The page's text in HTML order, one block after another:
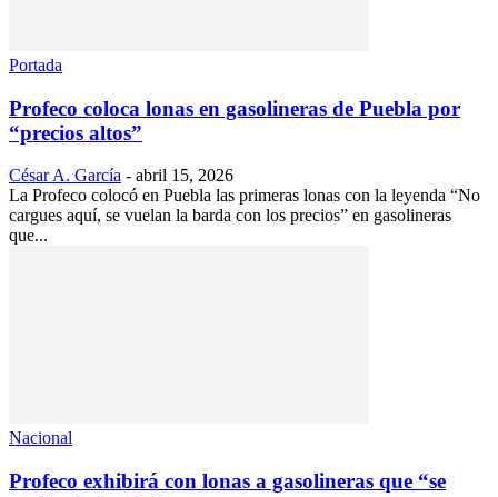
Portada
Profeco coloca lonas en gasolineras de Puebla por
“precios altos”
César A. García - abril 15, 2026
La Profeco colocó en Puebla las primeras lonas con la leyenda “No
cargues aquí, se vuelan la barda con los precios” en gasolineras
que...
Nacional
Profeco exhibirá con lonas a gasolineras que “se